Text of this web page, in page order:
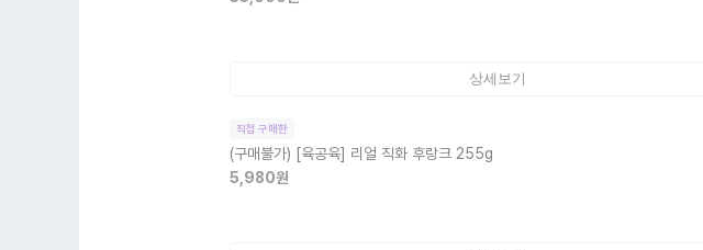
상세보기
직접 구매한
(구매불가) [육공육] 리얼 직화 후랑크 255g
5,980원